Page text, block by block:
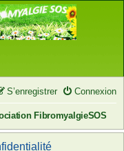
Connexion
S’enregistrer
FibromyalgieSOS